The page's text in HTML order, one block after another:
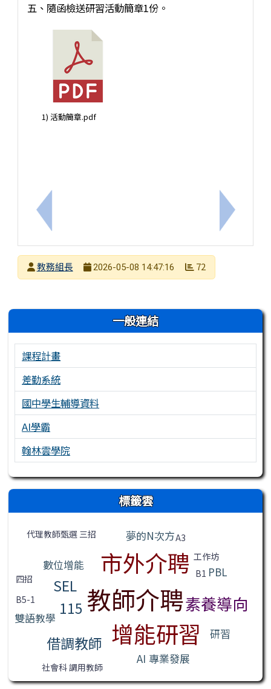
上一筆：教育部因材網辦理「C數位學習講師培訓工
五、隨函檢送研習活動簡章1份。
1) 活動簡章.pdf
下一筆：
發布者
教務組長
2026-05-08 14:47:16 72
左邊區域內容 一般連結
課程計畫
差勤系統
國中學生輔導資料
AI學霸
翰林雲學院
右邊區域內容 標籤雲
標籤雲導覽
代理教師甄選 三招 夢的N次方A3
數位增能 市外介聘 工作坊
四招
SEL
B1 PBL
B5-1 教師介聘
115 素養導向
雙語教學 增能研習
借調教師 研習
社會科 調用教師
AI 專業發展